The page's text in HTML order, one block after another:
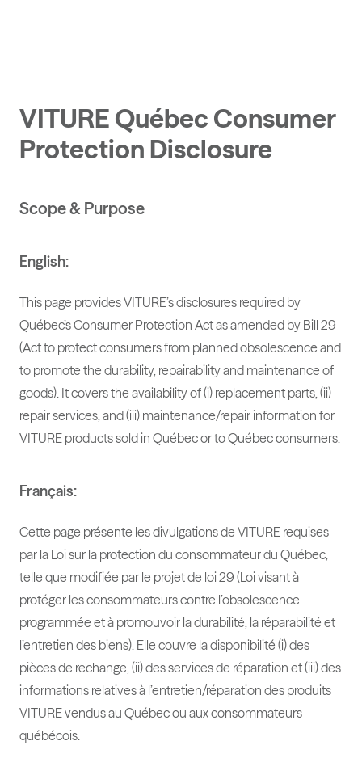
VITURE Québec Consumer
Protection Disclosure
Scope & Purpose
English:
This page provides VITURE’s disclosures required by
Québec’s Consumer Protection Act as amended by Bill 29
(Act to protect consumers from planned obsolescence and
to promote the durability, repairability and maintenance of
goods). It covers the availability of (i) replacement parts, (ii)
repair services, and (iii) maintenance/repair information for
VITURE products sold in Québec or to Québec consumers.
Français:
Cette page présente les divulgations de VITURE requises
par la Loi sur la protection du consommateur du Québec,
telle que modifiée par le projet de loi 29 (Loi visant à
protéger les consommateurs contre l’obsolescence
programmée et à promouvoir la durabilité, la réparabilité et
l’entretien des biens). Elle couvre la disponibilité (i) des
pièces de rechange, (ii) des services de réparation et (iii) des
informations relatives à l’entretien/réparation des produits
VITURE vendus au Québec ou aux consommateurs
québécois.